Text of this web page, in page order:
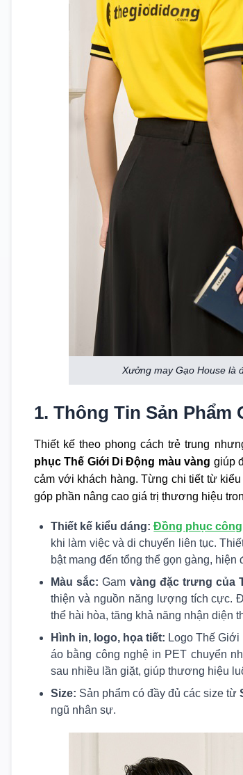
Xưởng may Gạo House là
1. Thông Tin Sản Phẩm
Thiết kế theo phong cách trẻ trung
phục Thế Giới Di Động màu vàng giúp
cảm với khách hàng. Từng chi tiết từ
góp phần nâng cao giá trị thương hiệu
Thiết kế kiểu dáng:Đồng phục
khi làm việc và di chuyển liên tục.
bật mang đến tổng thể gọn gàng,
Màu sắc: Gam vàng đặc trưng của
thiện và nguồn năng lượng tích cực.
thể hài hòa, tăng khả năng nhận diện
Hình in, logo, họa tiết: Logo Thế
áo bằng công nghệ in PET chuyển
sau nhiều lần giặt, giúp thương hiệu
Size: Sản phẩm có đầy đủ các size từ
ngũ nhân sự.